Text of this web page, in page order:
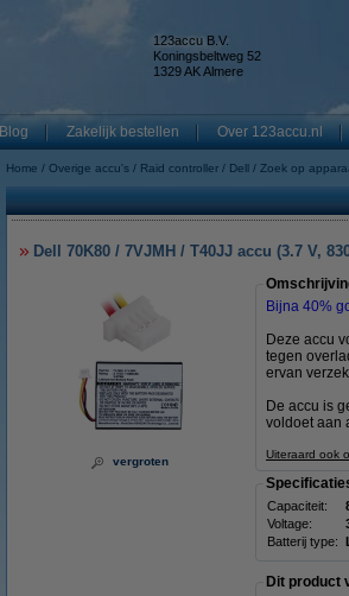
123accu B.V.
Koningsbeltweg 52
1329 AK Almere
Blog Zakelijk bestellen Over 123accu.nl
Home Overige accu's Raid controller Dell Zoek op
Dell 70K80 / 7VJMH / T40JJ accu (3.7 V,
vergroten
Bijna 40%
Deze accu
tegen
ervan
De accu is
voldoet aan
Uiteraard ook
Capaciteit:
Voltage:
Batterij type:
Dit product